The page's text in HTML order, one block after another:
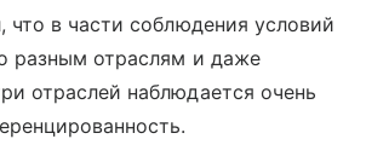
что в части соблюдения условий
разным отраслям и даже
отраслей наблюдается очень